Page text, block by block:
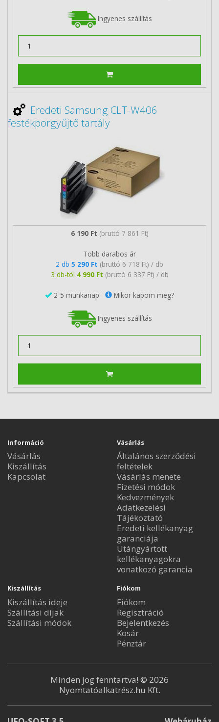
Ingyenes szállítás
Eredeti Samsung CLT-W406
festékporgyűjtő tartály
6 190 Ft (bruttó 7 861 Ft)
Több darabos ár
2 db 5 290 Ft (bruttó 6 718 Ft) / db
3 db-tól 4 990 Ft (bruttó 6 337 Ft) / db
2-5 munkanap Mikor kapom meg?
Ingyenes szállítás
Információ
Vásárlás
Kiszállítás
Kapcsolat
Vásárlás
Általános szerződési
feltételek
Vásárlás menete
Fizetési módok
Kedvezmények
Adatkezelési
Tájékoztató
Eredeti kellékanyag
garanciája
Utángyártott
kellékanyagokra
vonatkozó garancia
Kiszállítás
Kiszállítás ideje
Szállítási díjak
Szállítási módok
Fiókom
Fiókom
Regisztráció
Bejelentkezés
Kosár
Pénztár
Minden jog fenntartva! © 2026
Nyomtatóalkatrész.hu Kft.